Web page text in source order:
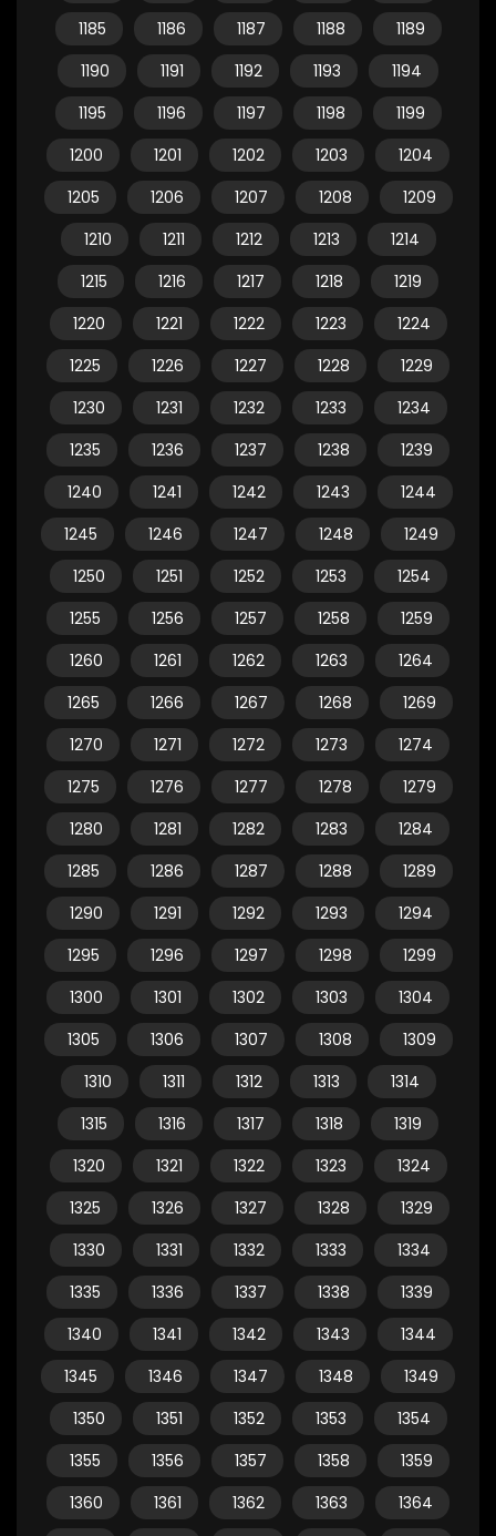
1185
1186 1187 1188
1189
1190
1191 1192 1193
1194
1195
1196 1197 1198
1199
1200
1201 1202 1203
1204
1205
1206 1207 1208
1209
1210
1211 1212 1213
1214
1215
1216 1217 1218
1219
1220
1221 1222 1223
1224
1225
1226 1227 1228
1229
1230
1231 1232 1233
1234
1235
1236 1237 1238
1239
1240
1241 1242 1243
1244
1245
1246 1247 1248
1249
1250
1251 1252 1253
1254
1255
1256 1257 1258
1259
1260
1261 1262 1263
1264
1265
1266 1267 1268
1269
1270
1271 1272 1273
1274
1275
1276 1277 1278
1279
1280
1281 1282 1283
1284
1285
1286 1287 1288
1289
1290
1291 1292 1293
1294
1295
1296 1297 1298
1299
1300
1301 1302 1303
1304
1305
1306 1307 1308
1309
1310
1311 1312 1313
1314
1315
1316 1317 1318
1319
1320
1321 1322 1323
1324
1325
1326 1327 1328
1329
1330
1331 1332 1333
1334
1335
1336 1337 1338
1339
1340
1341 1342 1343
1344
1345
1346 1347 1348
1349
1350
1351 1352 1353
1354
1355
1356 1357 1358
1359
1360
1361 1362 1363
1364